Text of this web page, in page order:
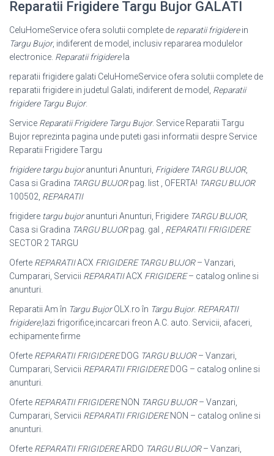
Reparatii Frigidere Targu Bujor GALATI
CeluHomeService ofera solutii complete de reparatii frigiderein
Targu Bujor, indiferent de model, inclusiv repararea modulelor
electronice. Reparatii frigiderela
reparatii frigidere galati CeluHomeService ofera solutii complete de
reparatii frigidere in judetul Galati, indiferent de model, Reparatii
frigidere Targu Bujor.
Service Reparatii Frigidere Targu Bujor. Service Reparatii Targu
Bujor reprezinta pagina unde puteti gasi informatii despre Service
Reparatii Frigidere Targu
frigidere targu bujoranunturi Anunturi, Frigidere TARGU BUJOR,
Casa si Gradina TARGU BUJORpag. list , OFERTA! TARGU BUJOR
100502, REPARATII
frigidere targu bujoranunturi Anunturi, Frigidere TARGU BUJOR,
Casa si Gradina TARGU BUJORpag. gal , REPARATII FRIGIDERE
SECTOR 2 TARGU
Oferte REPARATIIACX FRIGIDERE TARGU BUJOR– Vanzari,
Cumparari, Servicii REPARATIIACX FRIGIDERE– catalog online si
anunturi.
Reparatii Am în Targu BujorOLX.ro în Targu Bujor. REPARATII
frigidere,lazi frigorifice,incarcari freon A.C. auto. Servicii, afaceri,
echipamente firme
Oferte REPARATII FRIGIDEREDOG TARGU BUJOR– Vanzari,
Cumparari, Servicii REPARATII FRIGIDEREDOG – catalog online si
anunturi.
Oferte REPARATII FRIGIDERENON TARGU BUJOR– Vanzari,
Cumparari, Servicii REPARATII FRIGIDERENON – catalog online si
anunturi.
Oferte REPARATII FRIGIDEREARDO TARGU BUJOR– Vanzari,